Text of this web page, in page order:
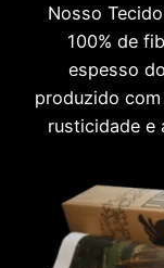
Nosso
100% de
espesso
produzido
rusticidade e